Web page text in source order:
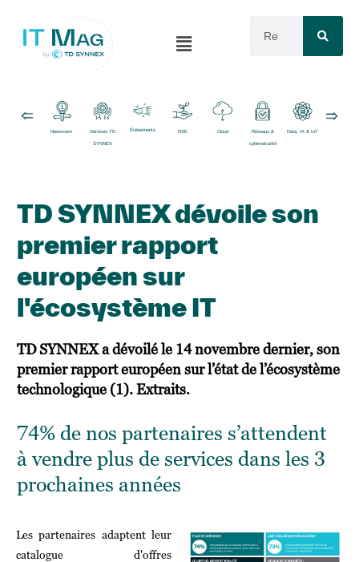
Newsroom Services TD
SYNNEX
Événements RSE Cloud Réseaux &
cybersécurité
Data, IA & IoT
TD SYNNEX dévoile son
premier rapport
européen sur
l'écosystème IT
TD SYNNEX a dévoilé le 14 novembre dernier, son
premier rapport européen sur l’état de l’écosystème
technologique (1). Extraits.
74% de nos partenaires s’attendent
à vendre plus de services dans les 3
prochaines années
Les partenaires adaptent leur
catalogue d'offres